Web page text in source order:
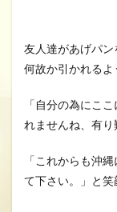
友人達があげパ
何故か引かれるよ
「自分の為にこ
れませんね、有り
「これからも沖
て下さい。」と笑